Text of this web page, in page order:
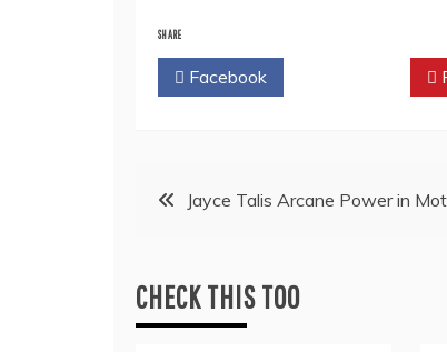
SHARE
Facebook
Post
Jayce Talis Arcane Power in
CHECK THIS TOO